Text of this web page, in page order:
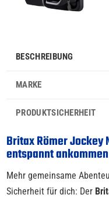
BESCHREIBUNG
MARKE
PRODUKTSICHERHEIT
Britax Römer
entspannt ankommen
Mehr gemeinsame
Sicherheit für dich: Der